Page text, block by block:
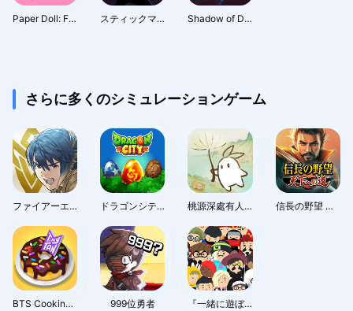
Paper Doll: Fashion Dress Up スティックマン リベンジ: 格闘ゲーム Shadow of Death: 暗黒の騎士
さらに多くのシミュレーションゲーム
ファイアーエムブレム ヒーローズ ドラゴンシティ (Dragon City) 桃源深處有人家 - 1.5周年慶 信長の野望 天下への道
BTS Cooking On 999位勇者 『一緒に遊ぼう』：アバターで広がるソーシャルワールド